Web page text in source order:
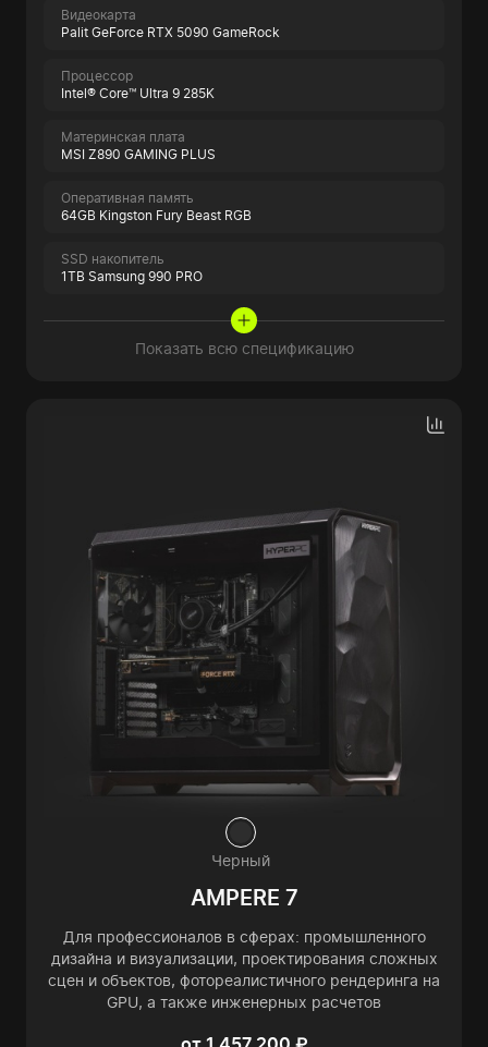
Видеокарта
Palit GeForce RTX 5090 GameRock
Процессор
Intel® Core™ Ultra 9 285K
Материнская плата
MSI Z890 GAMING PLUS
Оперативная память
64GB Kingston Fury Beast RGB
SSD накопитель
1TB Samsung 990 PRO
Показать всю спецификацию
Черный
AMPERE 7
Для профессионалов в сферах: промышленного
дизайна и визуализации, проектирования сложных
сцен и объектов, фотореалистичного рендеринга на
GPU, а также инженерных расчетов